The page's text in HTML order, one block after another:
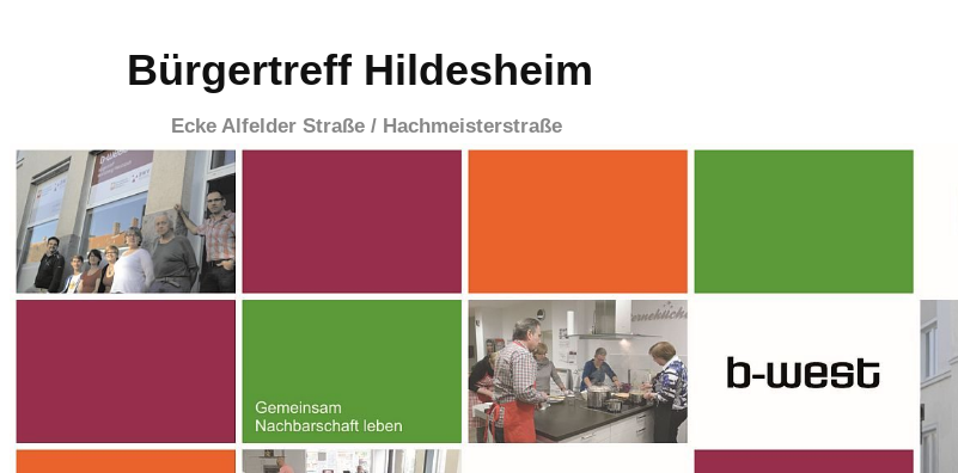
Bürgertreff Hildesheim
Ecke Alfelder Straße / Hachmeisterstraße